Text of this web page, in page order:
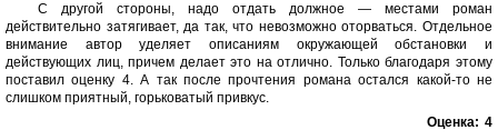
С другой стороны, надо отдать должное — местами роман
действительно затягивает, да так, что невозможно оторваться. Отдельное
внимание автор уделяет описаниям окружающей обстановки и
действующих лиц, причем делает это на отлично. Только благодаря этому
поставил оценку 4. А так после прочтения романа остался какой-то не
слишком приятный, горьковатый привкус.
Оценка: 4